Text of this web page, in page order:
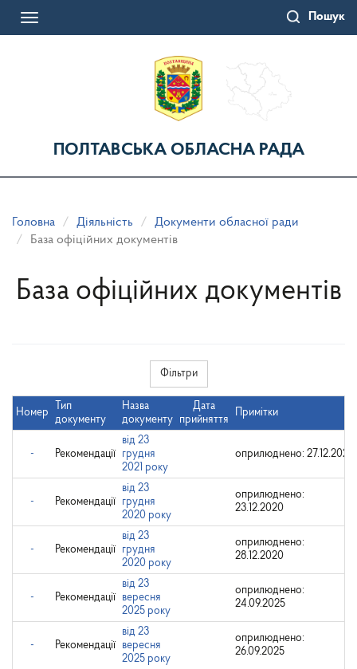
Пошук
Toggle
ПОЛТАВСЬКА ОБЛАСНА РАДА
Головна Діяльність
Документи обласної ради
База офіційних документів
База офіційних документів
Фільтри
Номер
Тип
документу
Назва
документу
Дата
прийняття
Примітки
- Рекомендації
від 23
грудня
2021 року
оприлюднено: 27.12.2021
- Рекомендації
від 23
грудня
2020 року
оприлюднено:
23.12.2020
- Рекомендації
від 23
грудня
2020 року
оприлюднено:
28.12.2020
- Рекомендації
від 23
вересня
2025 року
оприлюднено:
24.09.2025
- Рекомендації
від 23
вересня
2025 року
оприлюднено:
26.09.2025